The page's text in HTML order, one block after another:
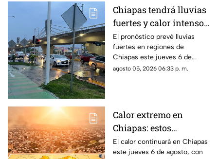
Chiapas tendrá lluvias
fuertes y calor intenso
este jueves 6 de agosto
El pronóstico prevé lluvias
fuertes en regiones de
Chiapas este jueves 6 de
agosto, mientras el ambiente
agosto 05, 2026 06:33 p. m.
Calor extremo en
Chiapas: estos
municipios alcanzarán
hasta 36°C este jueves
El calor continuará en Chiapas
este jueves 6 de agosto, con